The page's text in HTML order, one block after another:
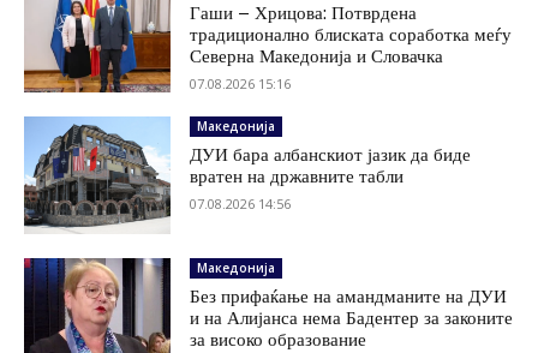
Гаши – Хрицова: Потврдена
традиционално блиската соработка меѓу
Северна Македонија и Словачка
07.08.2026 15:16
Македонија
ДУИ бара албанскиот јазик да биде
вратен на државните табли
07.08.2026 14:56
Македонија
Без прифаќање на амандманите на ДУИ
и на Алијанса нема Бадентер за законите
за високо образование